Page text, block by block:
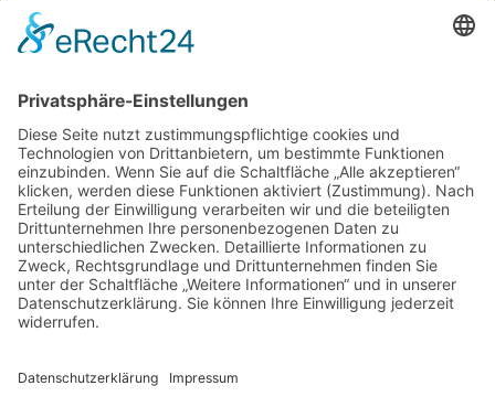
Im Unterried
67489 Kirrweiler
Rechtliches
Impressum